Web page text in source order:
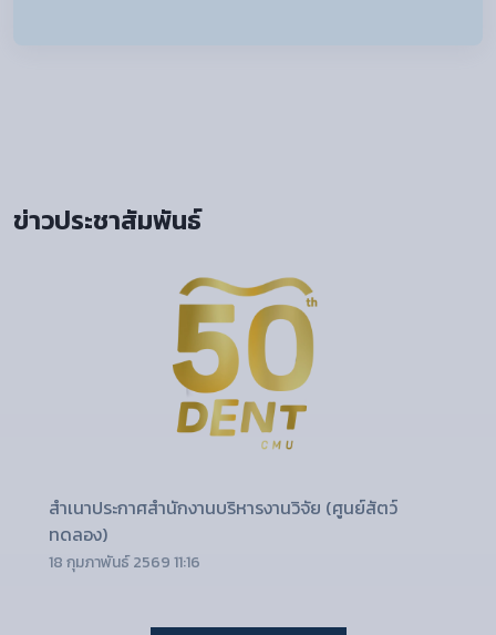
ข่าวประชาสัมพันธ์
สำเนาประกาศสำนักงานบริหารงานวิจัย (ศูนย์สัตว์
ทดลอง)
18 กุมภาพันธ์ 2569 11:16